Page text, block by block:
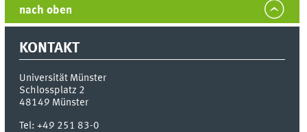
nach oben
KONTAKT
Universität Münster
Schlossplatz 2
48149 Münster
Tel:+49 251 83-0